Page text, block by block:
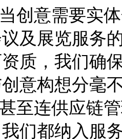
创意需要实
及展览服务
质，我们确
意构想分毫
至连供应链
们都纳入服